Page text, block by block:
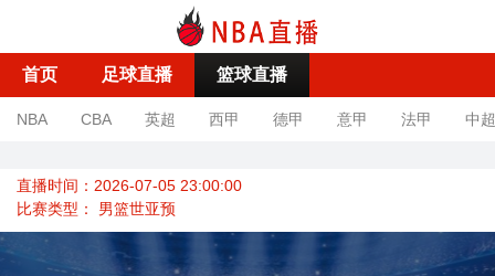
首页 足球直播 篮球直播
NBA CBA 英超 西甲 德甲 意甲 法甲 中超
直播时间：2026-07-05 23:00:00
比赛类型： 男篮世亚预